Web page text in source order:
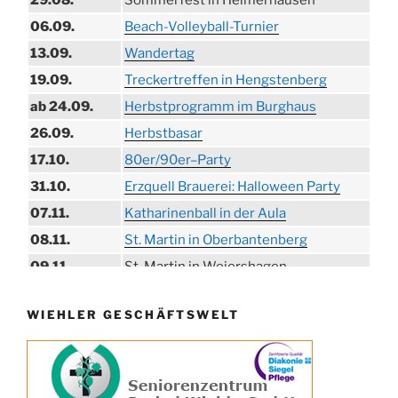
06.09.
Beach-Volleyball-Turnier
13.09.
Wandertag
19.09.
Treckertreffen in Hengstenberg
ab 24.09.
Herbstprogramm im Burghaus
26.09.
Herbstbasar
17.10.
80er/90er–Party
31.10.
Erzquell Brauerei: Halloween Party
07.11.
Katharinenball in der Aula
08.11.
St. Martin in Oberbantenberg
09.11.
St. Martin in Weiershagen
11.11.
„DÜX“ im Burghaus
14.11.
Proklamation der Tollitäten
15.11.
Konzert Bielsteiner Männerchor
WIEHLER GESCHÄFTSWELT